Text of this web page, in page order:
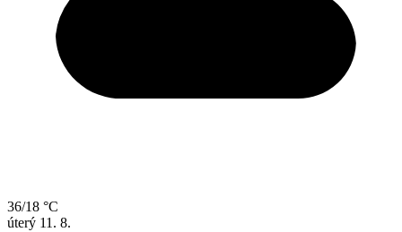
36/18 °C
úterý 11. 8.